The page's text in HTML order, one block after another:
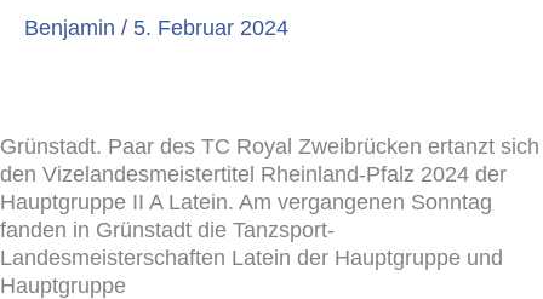
Benjamin / 5. Februar 2024
Grünstadt. Paar des TC Royal Zweibrücken ertanzt sich
den Vizelandesmeistertitel Rheinland-Pfalz 2024 der
Hauptgruppe II A Latein. Am vergangenen Sonntag
fanden in Grünstadt die Tanzsport-
Landesmeisterschaften Latein der Hauptgruppe und
Hauptgruppe